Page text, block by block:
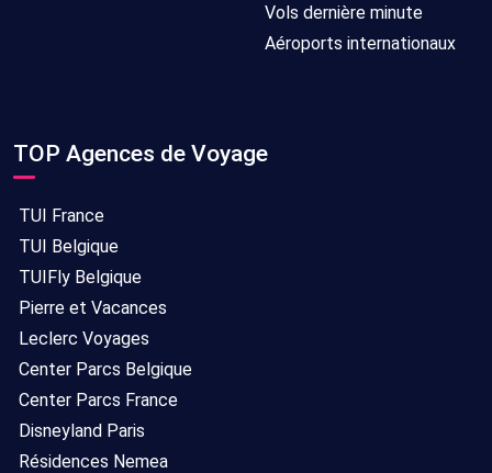
Vols dernière minute
Aéroports internationaux
TOP Agences de Voyage
TUI France
TUI Belgique
TUIFly Belgique
Pierre et Vacances
Leclerc Voyages
Center Parcs Belgique
Center Parcs France
Disneyland Paris
Résidences Nemea